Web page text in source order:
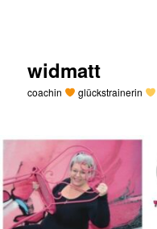
widmatt
coachin glückstrainerin